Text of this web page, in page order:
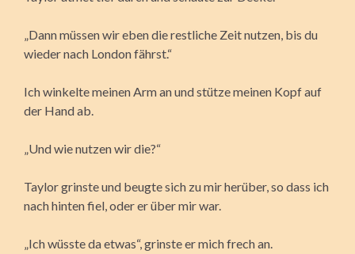
„Dann müssen wir eben die restliche Zeit nutzen, bis du
wieder nach London fährst.“
Ich winkelte meinen Arm an und stütze meinen Kopf auf
der Hand ab.
„Und wie nutzen wir die?“
Taylor grinste und beugte sich zu mir herüber, so dass ich
nach hinten fiel, oder er über mir war.
„Ich wüsste da etwas“, grinste er mich frech an.